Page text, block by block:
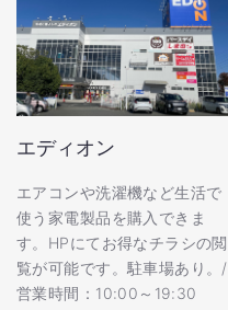
エディオン
エアコンや洗濯機など生活で
使う家電製品を購入できま
す。HPにてお得なチラシの閲
覧が可能です。駐車場あり。/
営業時間：10:00～19:30